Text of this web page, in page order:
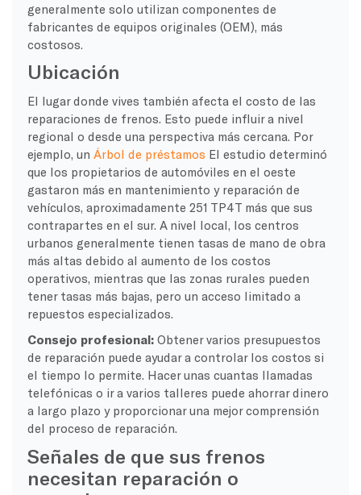
generalmente solo utilizan componentes de
fabricantes de equipos originales (OEM), más
costosos.
Ubicación
El lugar donde vives también afecta el costo de las
reparaciones de frenos. Esto puede influir a nivel
regional o desde una perspectiva más cercana. Por
ejemplo, un Árbol de préstamos El estudio determinó
que los propietarios de automóviles en el oeste
gastaron más en mantenimiento y reparación de
vehículos, aproximadamente 251 TP4T más que sus
contrapartes en el sur. A nivel local, los centros
urbanos generalmente tienen tasas de mano de obra
más altas debido al aumento de los costos
operativos, mientras que las zonas rurales pueden
tener tasas más bajas, pero un acceso limitado a
repuestos especializados.
Consejo profesional:Obtener varios presupuestos
de reparación puede ayudar a controlar los costos si
el tiempo lo permite. Hacer unas cuantas llamadas
telefónicas o ir a varios talleres puede ahorrar dinero
a largo plazo y proporcionar una mejor comprensión
del proceso de reparación.
Señales de que sus frenos
necesitan reparación o